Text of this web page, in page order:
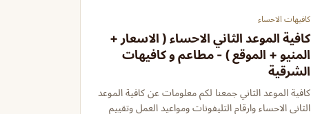
كافيهات الاحساء
كافية الموعد الثاني الاحساء ( الاسعار +
المنيو + الموقع ) - مطاعم و كافيهات
الشرقية
كافية الموعد الثاني جمعنا لكم معلومات عن كافية الموعد
الثاني الاحساء وارقام التليفونات ومواعيد العمل وتقييم